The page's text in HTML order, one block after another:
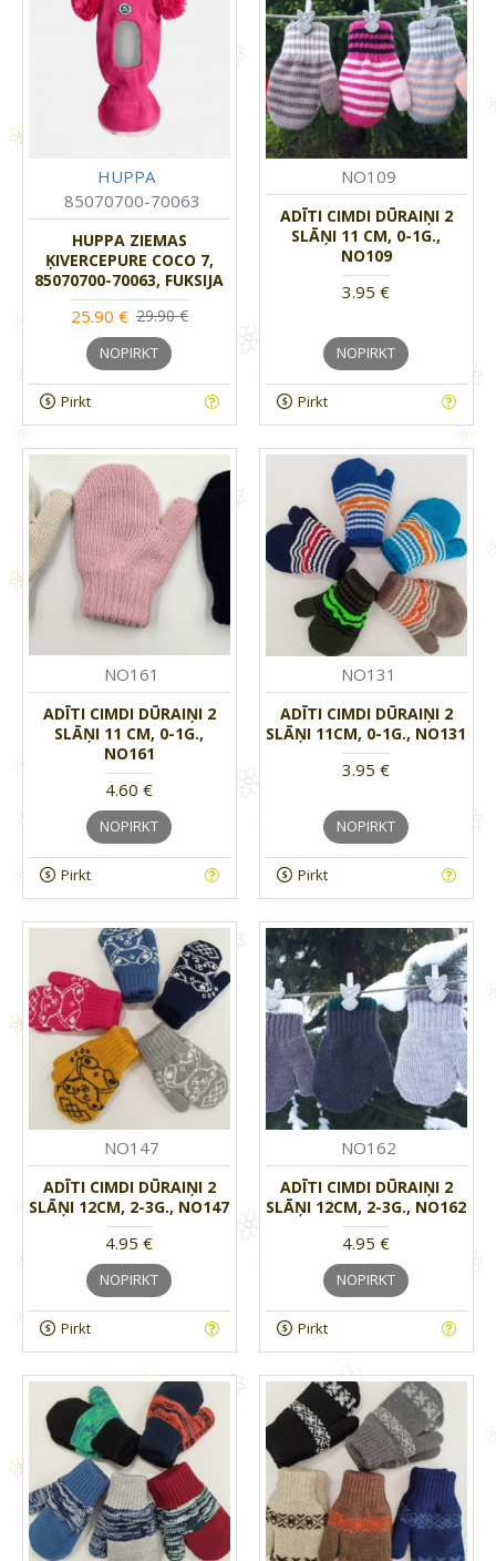
HUPPA
85070700-70063
HUPPA ZIEMAS
ĶIVERCEPURE COCO 7,
85070700-70063, FUKSIJA
25.90 € 29.90 €
NOPIRKT
Pirkt
NO109
ADĪTI CIMDI DŪRAIŅI 2
SLĀŅI 11 CM, 0-1G.,
NO109
3.95 €
NOPIRKT
Pirkt
NO161
ADĪTI CIMDI DŪRAIŅI 2
SLĀŅI 11 CM, 0-1G.,
NO161
4.60 €
NOPIRKT
Pirkt
NO131
ADĪTI CIMDI DŪRAIŅI 2
SLĀŅI 11CM, 0-1G., NO131
3.95 €
NOPIRKT
Pirkt
NO147
ADĪTI CIMDI DŪRAIŅI 2
SLĀŅI 12CM, 2-3G., NO147
4.95 €
NOPIRKT
Pirkt
NO162
ADĪTI CIMDI DŪRAIŅI 2
SLĀŅI 12CM, 2-3G., NO162
4.95 €
NOPIRKT
Pirkt